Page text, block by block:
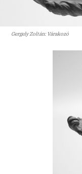
Gergely Zoltán: Várakozó